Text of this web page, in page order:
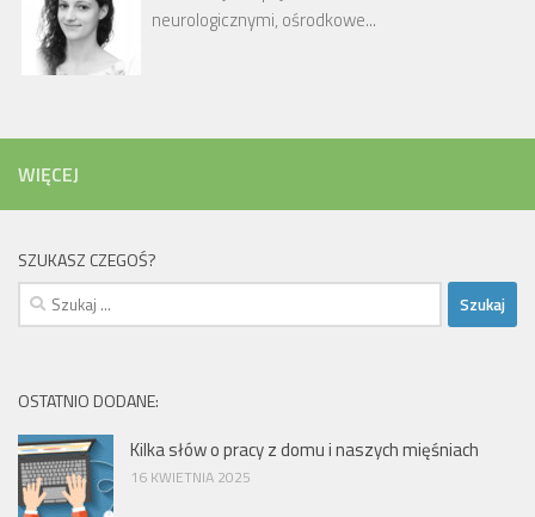
neurologicznymi, ośrodkowe...
WIĘCEJ
SZUKASZ CZEGOŚ?
Szukaj:
OSTATNIO DODANE:
Kilka słów o pracy z domu i naszych mięśniach
16 KWIETNIA 2025